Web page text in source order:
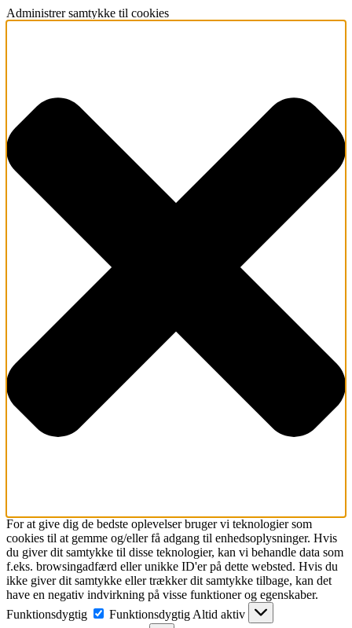
Administrer samtykke til cookies
For at give dig de bedste oplevelser bruger vi teknologier som
cookies til at gemme og/eller få adgang til enhedsoplysninger. Hvis
du giver dit samtykke til disse teknologier, kan vi behandle data som
f.eks. browsingadfærd eller unikke ID'er på dette websted. Hvis du
ikke giver dit samtykke eller trækker dit samtykke tilbage, kan det
have en negativ indvirkning på visse funktioner og egenskaber.
Funktionsdygtig
Funktionsdygtig Altid aktiv